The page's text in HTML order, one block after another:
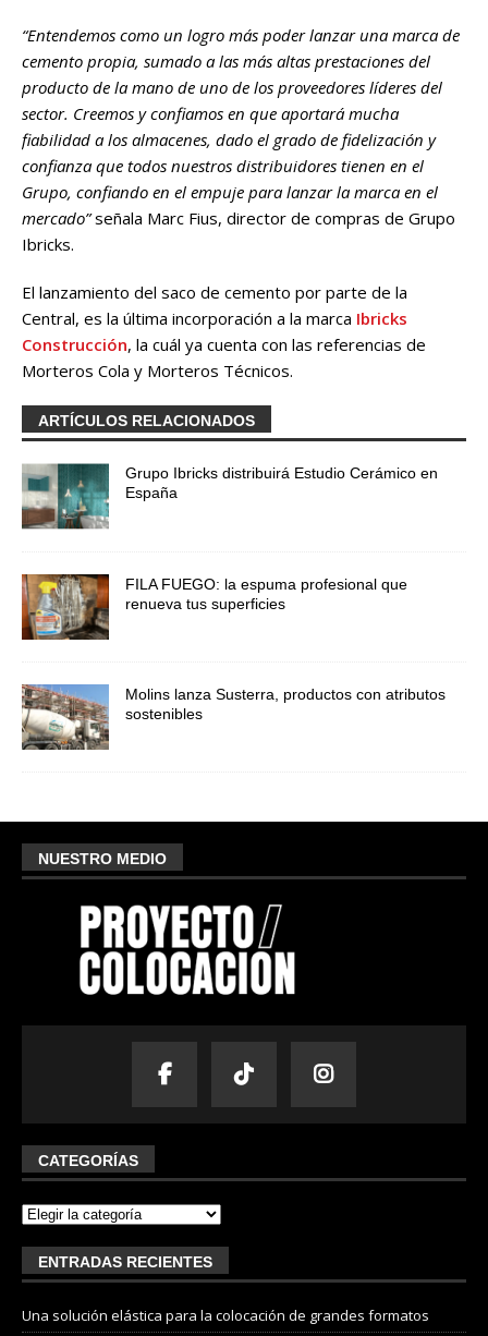
“Entendemos como un logro más poder lanzar una marca de
cemento propia, sumado a las más altas prestaciones del
producto de la mano de uno de los proveedores líderes del
sector. Creemos y confiamos en que aportará mucha
fiabilidad a los almacenes, dado el grado de fidelización y
confianza que todos nuestros distribuidores tienen en el
Grupo, confiando en el empuje para lanzar la marca en el
mercado”señala Marc Fius, director de compras de Grupo
Ibricks.
El lanzamiento del saco de cemento por parte de la
Central, es la última incorporación a la marca Ibricks
Construcción, la cuál ya cuenta con las referencias de
Morteros Cola y Morteros Técnicos.
ARTÍCULOS RELACIONADOS
Grupo Ibricks distribuirá Estudio Cerámico en
España
FILA FUEGO: la espuma profesional que
renueva tus superficies
Molins lanza Susterra, productos con atributos
sostenibles
NUESTRO MEDIO
CATEGORÍAS
ENTRADAS RECIENTES
Una solución elástica para la colocación de grandes formatos